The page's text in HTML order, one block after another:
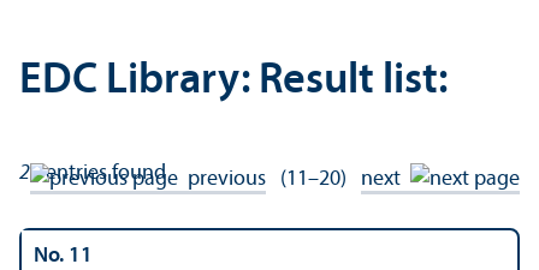
EDC Library: Result list:
21entries found previous (11–20) next
No. 11